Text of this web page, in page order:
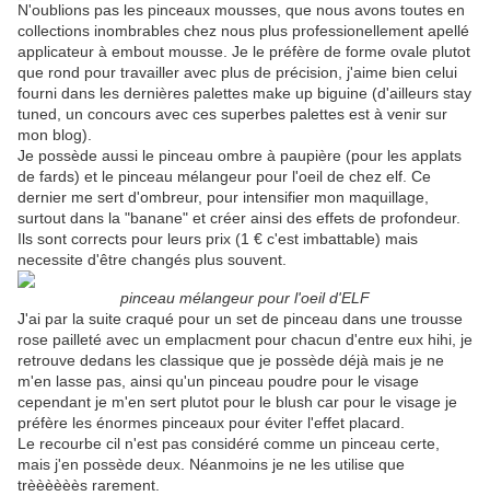
N'oublions pas les pinceaux mousses, que nous avons toutes en
collections inombrables chez nous plus professionellement apellé
applicateur à embout mousse. Je le préfère de forme ovale plutot
que rond pour travailler avec plus de précision, j'aime bien celui
fourni dans les dernières palettes make up biguine (d'ailleurs stay
tuned, un concours avec ces superbes palettes est à venir sur
mon blog).
Je possède aussi le pinceau ombre à paupière (pour les applats
de fards) et le pinceau mélangeur pour l'oeil de chez elf. Ce
dernier me sert d'ombreur, pour intensifier mon maquillage,
surtout dans la "banane" et créer ainsi des effets de profondeur.
Ils sont corrects pour leurs prix (1 € c'est imbattable) mais
necessite d'être changés plus souvent.
pinceau mélangeur pour l'oeil d'ELF
J'ai par la suite craqué pour un set de pinceau dans une trousse
rose pailleté avec un emplacment pour chacun d'entre eux hihi, je
retrouve dedans les classique que je possède déjà mais je ne
m'en lasse pas, ainsi qu'un pinceau poudre pour le visage
cependant je m'en sert plutot pour le blush car pour le visage je
préfère les énormes pinceaux pour éviter l'effet placard.
Le recourbe cil n'est pas considéré comme un pinceau certe,
mais j'en possède deux. Néanmoins je ne les utilise que
trèèèèèès rarement.